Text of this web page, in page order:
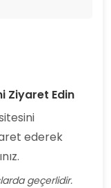
Ziyaret Edin
ederek
geçerlidir.